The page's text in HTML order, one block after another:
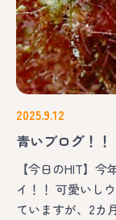
2025.9.12
青いブログ！！
【今日のHIT】
イ！！ 可愛いし
ていますが、2カ